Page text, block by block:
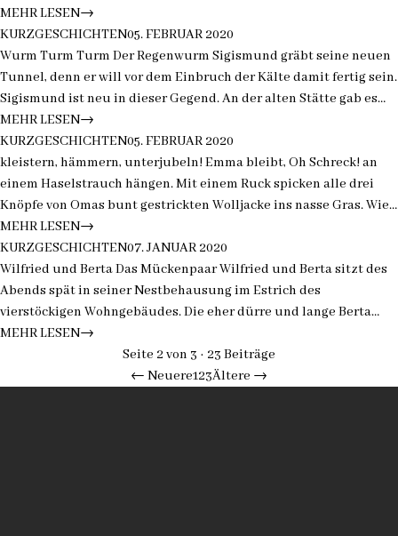
Mistpillen so schnell zu drehen, dass einem schwindlig wird.
Mustafa ist der Beste seiner…
MEHR LESEN→
“
”
Wurm Turm Turm *Sponsoren gesucht*
KURZGESCHICHTEN05. FEBRUAR 2020
Wurm Turm Turm Der Regenwurm Sigismund gräbt seine neuen
Tunnel, denn er will vor dem Einbruch der Kälte damit fertig sein.
Sigismund ist neu in dieser Gegend. An der alten Stätte gab es
nicht mehr viel zum Graben, sodass Sigismund sich entschlossen
hatte umzuziehen. Der…
MEHR LESEN→
“
”
Die Knopfgeschichte *Sponsoren gesucht*
KURZGESCHICHTEN05. FEBRUAR 2020
kleistern, hämmern, unterjubeln! Emma bleibt, Oh Schreck! an
einem Haselstrauch hängen. Mit einem Ruck spicken alle drei
Knöpfe von Omas bunt gestrickten Wolljacke ins nasse Gras. Wie
unachtsam! Schnell hebt sie die Knöpfe auf und läuft nach
Hause. Emmas Mutter schaut sich…
MEHR LESEN→
“
”
Wilfried & Berta *Sponsoren gesucht!
KURZGESCHICHTEN07. JANUAR 2020
Wilfried und Berta Das Mückenpaar Wilfried und Berta sitzt des
Abends spät in seiner Nestbehausung im Estrich des
vierstöckigen Wohngebäudes. Die eher dürre und lange Berta
schaukelt in ihrem Schaukelstuhl und der etwas breitere
Wilfried mit einem grossen Bauch hält seine…
MEHR LESEN→
Seite 2 von 3 · 23 Beiträge
← Neuere123Ältere →